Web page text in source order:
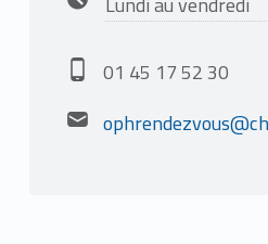
Phone number:
01 45 17 52 30
Email address: